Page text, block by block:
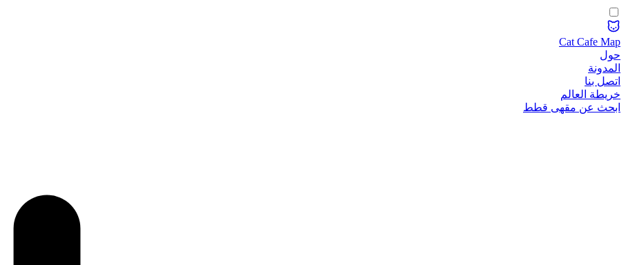
Cat Cafe Map
حول
المدونة
اتصل بنا
خريطة العالم
ابحث عن مقهى قطط